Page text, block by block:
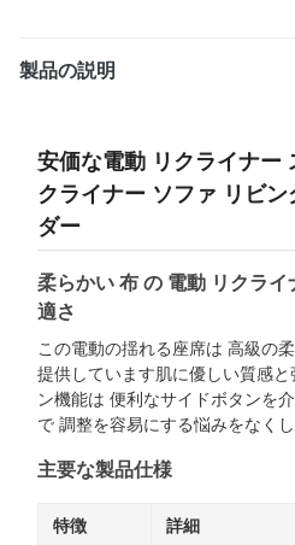
製品の説明
安価な電動 リクライナー
クライナー ソファ リビ
ダー
柔らかい 布 の 電動 リクラ
適さ
この電動の揺れる座席は 高級の
提供しています肌に優しい質感
ン機能は 便利なサイドボタンを
で 調整を容易にする悩みをなく
主要な製品仕様
特徴 詳細